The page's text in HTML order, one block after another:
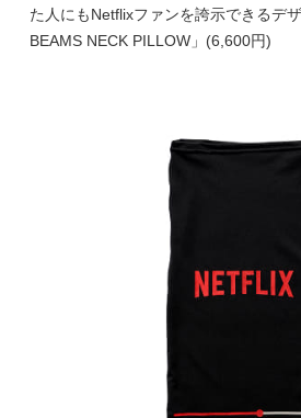
た人にもNetflixファンを誇示できるデ
BEAMS NECK PILLOW」(6,600円)